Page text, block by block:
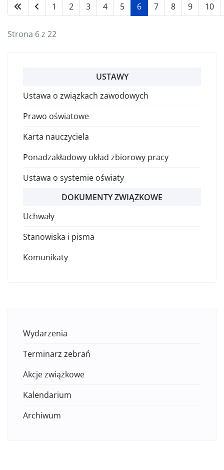
1 2 3 4 5 6 7 8 9 10
Strona 6 z 22
USTAWY
Ustawa o związkach zawodowych
Prawo oświatowe
Karta nauczyciela
Ponadzakładowy układ zbiorowy pracy
Ustawa o systemie oświaty
DOKUMENTY ZWIĄZKOWE
Uchwały
Stanowiska i pisma
Komunikaty
Wydarzenia
Terminarz zebrań
Akcje związkowe
Kalendarium
Archiwum